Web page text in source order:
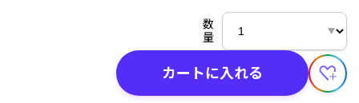
数
量
カートに入れる